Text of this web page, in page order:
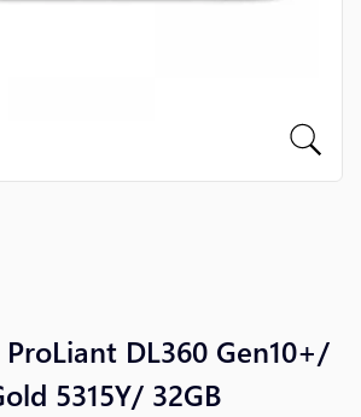
DL360 Gen10+/
5315Y/ 32GB